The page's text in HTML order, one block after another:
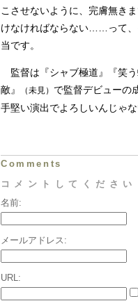
こさせないように、完膚無き
けなければならない……って、
当です。
監督は『シャブ極道』『笑
敵』
（未見） で監督デビューの
手堅い演出でよろしいんじゃな
Comments
コメントしてください
名前:
メールアドレス:
URL: